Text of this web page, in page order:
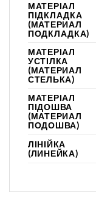
МАТЕРІАЛ
ПІДКЛАДКА
(МАТЕРИАЛ
ПОДКЛАДКА)
МАТЕРІАЛ
УСТІЛКА
(МАТЕРИАЛ
СТЕЛЬКА)
МАТЕРІАЛ
ПІДОШВА
(МАТЕРИАЛ
ПОДОШВА)
ЛІНІЙКА
(ЛИНЕЙКА)